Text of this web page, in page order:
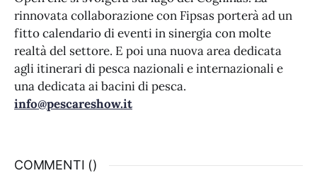
rinnovata collaborazione con Fipsas porterà ad un
fitto calendario di eventi in sinergia con molte
realtà del settore. E poi una nuova area dedicata
agli itinerari di pesca nazionali e internazionali e
una dedicata ai bacini di pesca.
info@pescareshow.it
COMMENTI ()